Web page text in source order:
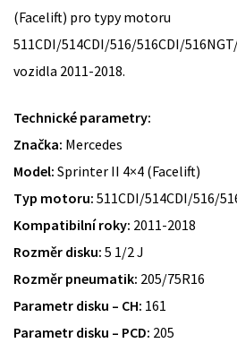
(Facelift) pro typy motoru
511CDI/514CDI/516/516CDI/
vozidla 2011-2018.
Technické parametry:
Značka: Mercedes
Model: Sprinter II 4×4 (Facelift)
Typ motoru: 511CDI/514CDI/516/
Kompatibilní roky: 2011-2018
Rozměr disku: 5 1/2 J
Rozměr pneumatik: 205/75R16
Parametr disku – CH: 161
Parametr disku – PCD: 205